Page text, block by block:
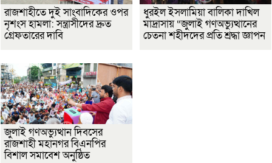
রাজশাহীতে দুই সাংবাদিকের ওপর
নৃশংস হামলা: সন্ত্রাসীদের দ্রুত
গ্রেফতারের দাবি
ধুরইল ইসলামিয়া বালিকা দাখিল
মাদ্রাসায় “জুলাই গণঅভ্যুত্থানের
চেতনা শহীদদের প্রতি শ্রদ্ধা জ্ঞাপন
জুলাই গণঅভ্যুত্থান দিবসের
রাজশাহী মহানগর বিএনপির
বিশাল সমাবেশ অনুষ্ঠিত